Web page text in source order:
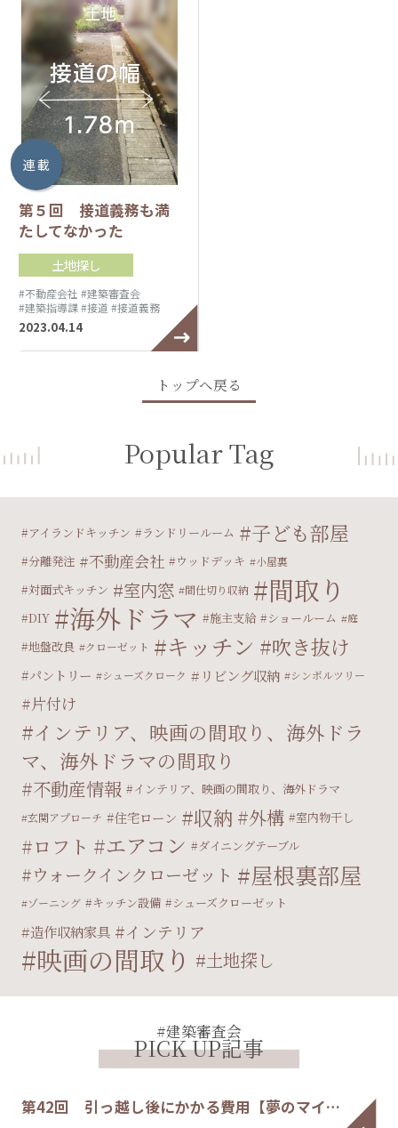
連 載
第５回 接道義務も満
たしてなかった
土地探し
#不動産会社 #建築審査会
#建築指導課#接道 #接道義務
2023.04.14
トップへ戻る
Popular Tag
アイランドキッチン ランドリールーム 子ども部屋
分離発注 不動産会社 ウッドデッキ 小屋裏
対面式キッチン 室内窓 間仕切り収納 間取り
DIY 海外ドラマ 施主支給 ショールーム 庭
地盤改良 クローゼット キッチン 吹き抜け
パントリー シューズクローク リビング収納 シンボルツリー
片付け
インテリア、映画の間取り、海外ドラ
マ、海外ドラマの間取り
不動産情報 インテリア、映画の間取り、海外ドラマ
玄関アプローチ 住宅ローン 収納 外構 室内物干し
ロフト エアコン ダイニングテーブル
ウォークインクローゼット 屋根裏部屋
ゾーニング キッチン設備 シューズクローゼット
造作収納家具 インテリア
映画の間取り 土地探し
#建築審査会
PICK UP記事
第42回 引っ越し後にかかる費用【夢のマイ…